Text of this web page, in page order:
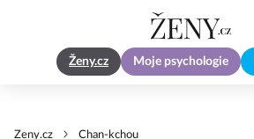
Ženy.cz Moje psychologie
Zeny.cz Chan-kchou